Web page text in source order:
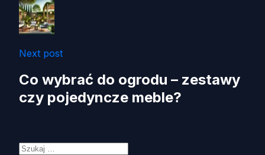
Next post
Co wybrać do ogrodu – zestawy
czy pojedyncze meble?